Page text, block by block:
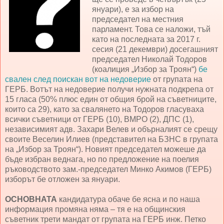
януари), е за избор на
председател на местния
парламент. Това се наложи, тъй
като на последната за 2017 г.
сесия (21 декември) досегашният
председател Николай Тодоров
(коалиция „Избор за Троян“) бе
свален след поискан вот на недоверие от групата на
ГЕРБ. Вотът на недоверие получи нужната подкрепа от
15 гласа (50% плюс един от общия брой на съветниците,
които са 29), като за свалянето на Тодоров гласуваха
всички съветници от ГЕРБ (10), ВМРО (2), ДПС (1),
независимият адв. Захари Велев и обърналият се срещу
своите Веселин Илиев (представител на БЗНС в групата
на „Избор за Троян“). Новият председател можеше да
бъде избран веднага, но по предложение на поелия
ръководството зам.-председател Минко Акимов (ГЕРБ)
изборът бе отложен за януари.
ОСНОВНАТА кандидатура обаче бе ясна и по наша
информация промяна няма – тя е на общинския
съветник трети мандат от групата на ГЕРБ инж. Петко